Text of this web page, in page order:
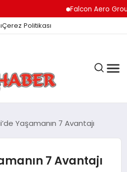
Falcon Aero Group,
Çerez Politikası
Yaşamanın 7 Avantajı
7 Avantajı